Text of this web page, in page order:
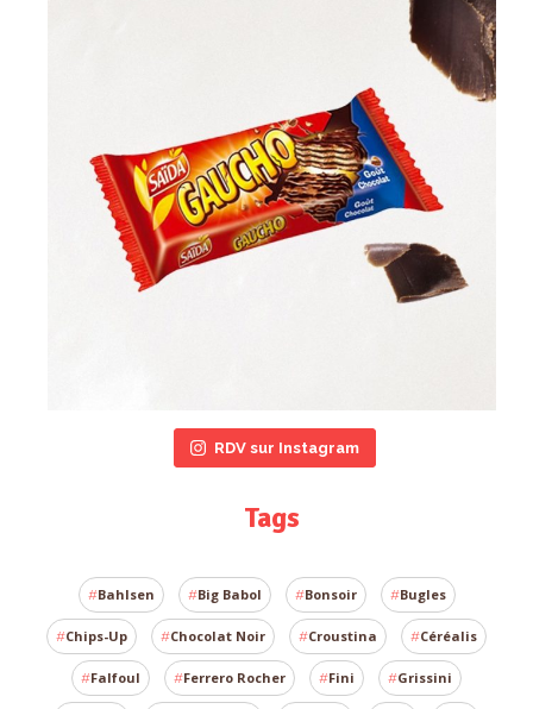
RDV sur Instagram
Tags
Bahlsen Big Babol Bonsoir Bugles
Chips-Up Chocolat Noir Croustina Céréalis
Falfoul Ferrero Rocher Fini Grissini